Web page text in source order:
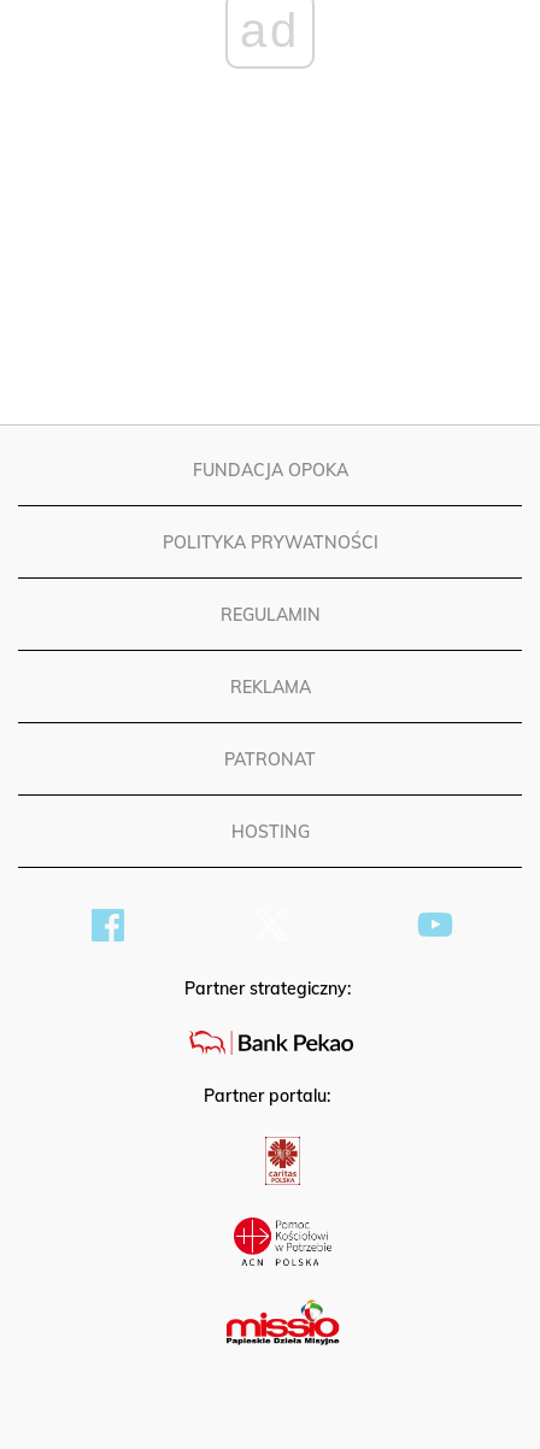
FUNDACJA OPOKA
POLITYKA PRYWATNOŚCI
REGULAMIN
REKLAMA
PATRONAT
HOSTING
Partner strategiczny:
Partner portalu: